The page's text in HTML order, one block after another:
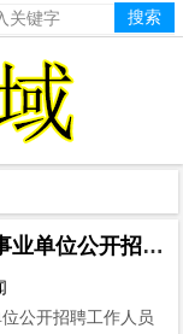
广州市越秀区2024年委宣传部属下事业单位公开招聘工作人员资格审查公告
公开招聘工作人员